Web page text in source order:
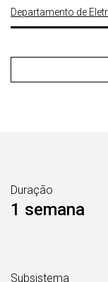
Departamento de
Duração
1 semana
Subsistema